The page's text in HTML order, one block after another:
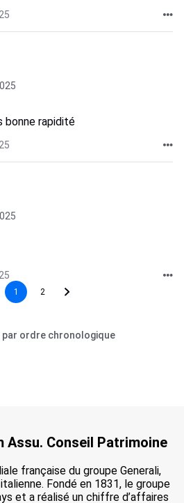
bonne rapidité
1 2
par ordre chronologique
Assu. Conseil Patrimoine
française du groupe Generali,
Fondé en 1831, le groupe
et a réalisé un chiffre d’affaires